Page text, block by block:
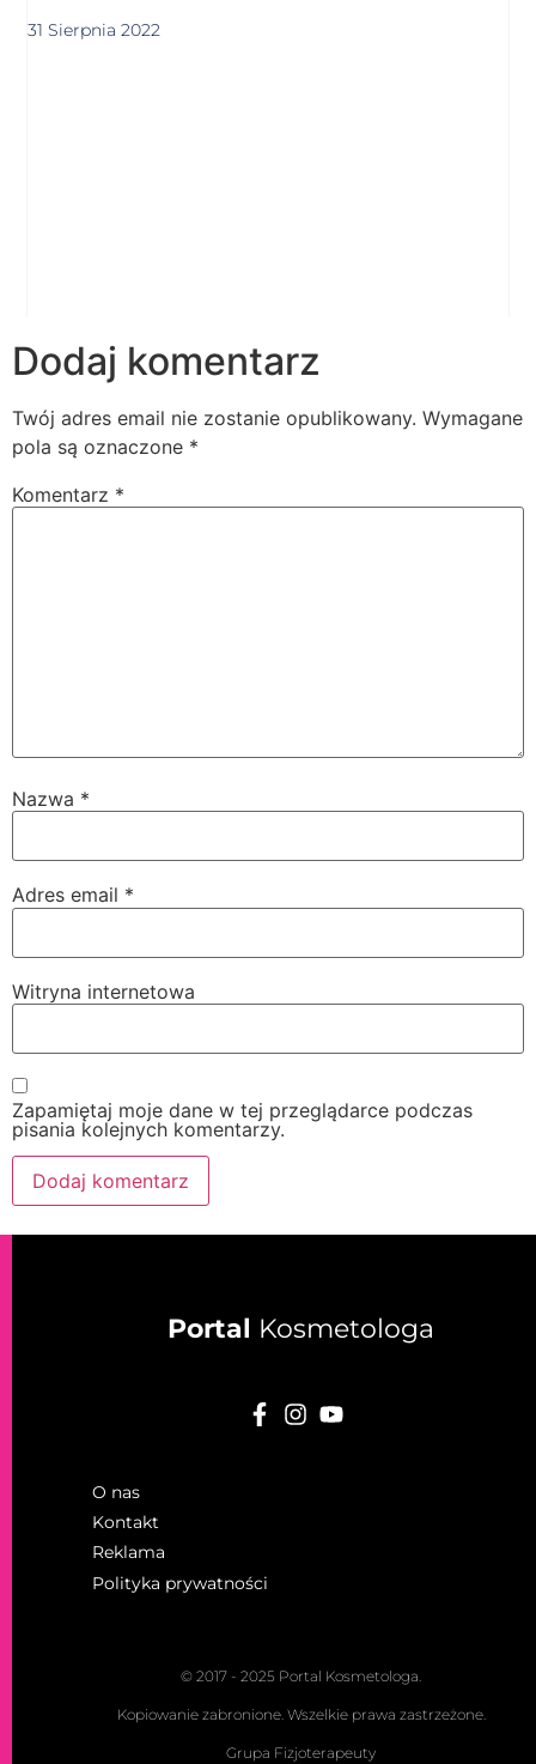
31 Sierpnia 2022
Dodaj komentarz
Twój adres email nie zostanie opublikowany. Wymagane
pola są oznaczone *
Komentarz *
Nazwa *
Adres email *
Witryna internetowa
Zapamiętaj moje dane w tej przeglądarce podczas
pisania kolejnych komentarzy.
Portal Kosmetologa
O nas
Kontakt
Reklama
Polityka prywatności
© 2017 - 2025 Portal Kosmetologa.
Kopiowanie zabronione. Wszelkie prawa zastrzeżone.
Grupa Fizjoterapeuty